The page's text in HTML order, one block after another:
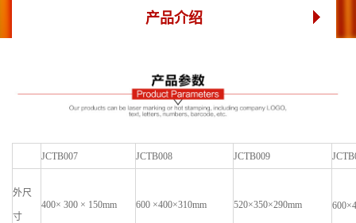
产品介绍
JCTB007 JCTB008 JCTB009
外尺
寸
400× 300 × 150mm 600 ×400×310mm 520×350×290mm 600×